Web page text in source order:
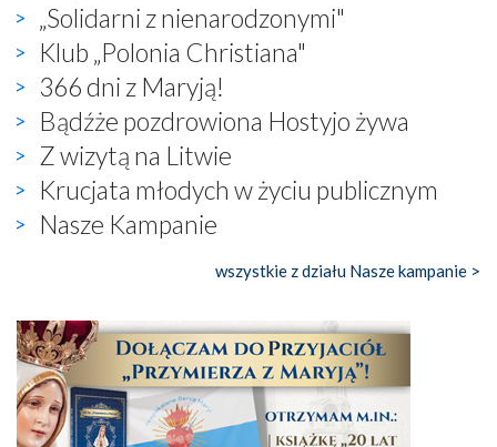
„Solidarni z nienarodzonymi"
Klub „Polonia Christiana"
366 dni z Maryją!
Bądźże pozdrowiona Hostyjo żywa
Z wizytą na Litwie
Krucjata młodych w życiu publicznym
Nasze Kampanie
wszystkie z działu Nasze kampanie >